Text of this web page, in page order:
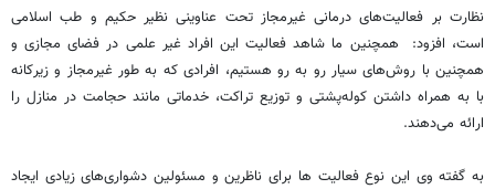
نظارت بر فعالیت‌های درمانی غیرمجاز تحت عناوینی نظیر حکیم و طب اسلامی
است، افزود: همچنین ما شاهد فعالیت این افراد غیر علمی در فضای مجازی و
همچنین با روش‌های سیار رو به رو هستیم، افرادی که به طور غیرمجاز و زیرکانه
با به همراه داشتن کوله‌پشتی و توزیع تراکت، خدماتی مانند حجامت در منازل را
ارائه می‌دهند.
به گفته وی این نوع فعالیت ها برای ناظرین و مسئولین دشواری‌های زیادی ایجاد